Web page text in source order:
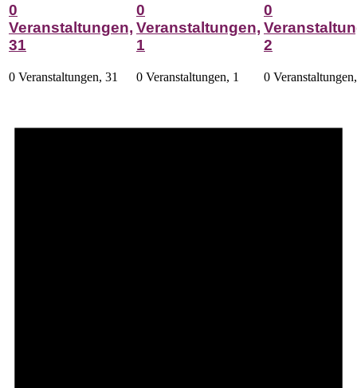
0
Veranstaltungen,
31
0 Veranstaltungen, 31
0
Veranstaltungen,
1
0 Veranstaltungen, 1
0
2
0